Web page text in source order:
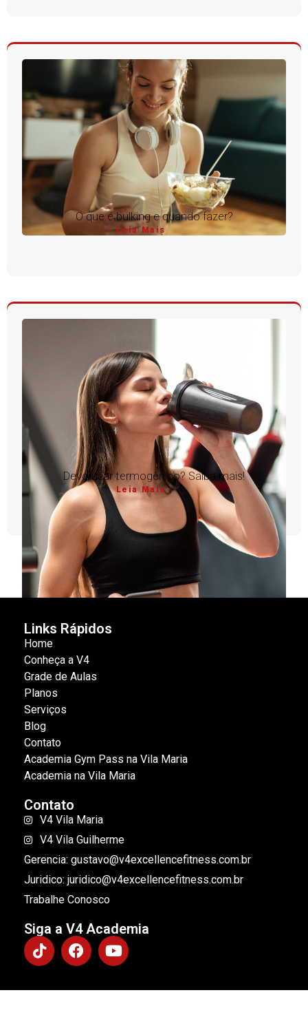
O que é bulking e quando fazer?
Leia Mais
Devo usar termogênico? Saiba mais!
Leia Mais
Links Rápidos
Home
Conheça a V4
Grade de Aulas
Planos
Serviços
Blog
Contato
Academia Gym Pass na Vila Maria
Academia na Vila Maria
Contato
V4 Vila Maria
V4 Vila Guilherme
Gerencia: gustavo@v4excellencefitness.com.br
Juridico: juridico@v4excellencefitness.com.br
Trabalhe Conosco
Siga a V4 Academia